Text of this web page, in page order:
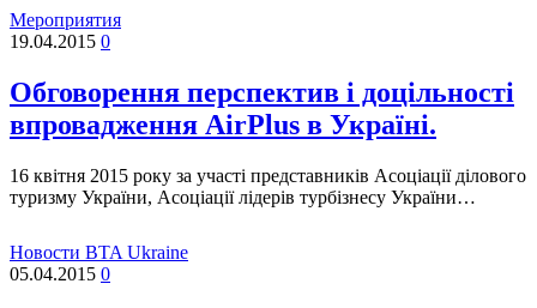
Мероприятия
19.04.2015 0
Обговорення перспектив і доцільності
впровадження AirPlus в Україні.
16 квітня 2015 року за участі представників Асоціації ділового
туризму України, Асоціації лідерів турбізнесу України…
Новости BTA Ukraine
05.04.2015 0